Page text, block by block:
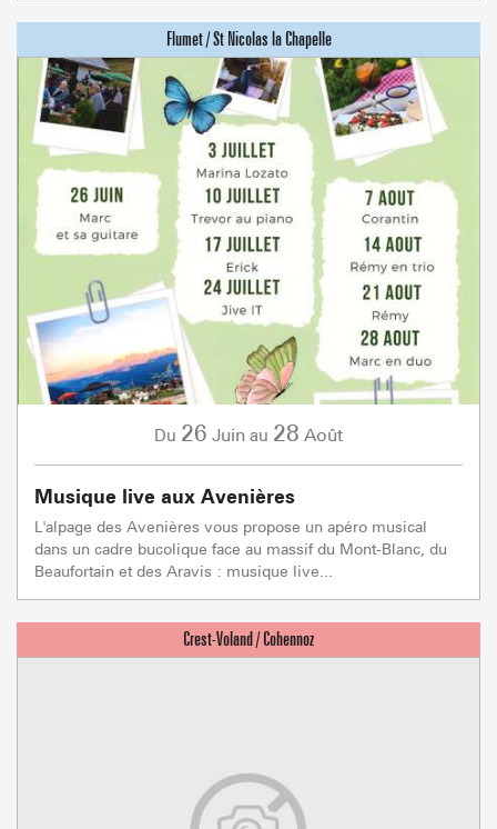
Du 26 Juin au 28 Août
Musique live aux Avenières
L'alpage des Avenières vous propose un apéro musical
dans un cadre bucolique face au massif du Mont-Blanc, du
Beaufortain et des Aravis : musique live...